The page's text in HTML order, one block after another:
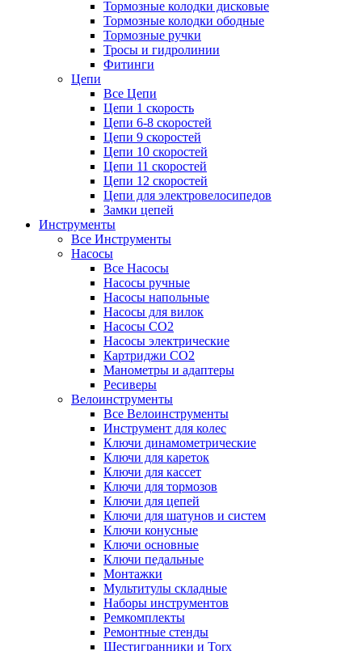
Тормозные колодки дисковые
Тормозные колодки ободные
Тормозные ручки
Тросы и гидролинии
Фитинги
Цепи
Все Цепи
Цепи 1 скорость
Цепи 6-8 скоростей
Цепи 9 скоростей
Цепи 10 скоростей
Цепи 11 скоростей
Цепи 12 скоростей
Цепи для электровелосипедов
Замки цепей
Инструменты
Все Инструменты
Насосы
Все Насосы
Насосы ручные
Насосы напольные
Насосы для вилок
Насосы CO2
Насосы электрические
Картриджи CO2
Манометры и адаптеры
Ресиверы
Велоинструменты
Все Велоинструменты
Инструмент для колес
Ключи динамометрические
Ключи для кареток
Ключи для кассет
Ключи для тормозов
Ключи для цепей
Ключи для шатунов и систем
Ключи конусные
Ключи основные
Ключи педальные
Монтажки
Мультитулы складные
Наборы инструментов
Ремкомплекты
Ремонтные стенды
Шестигранники и Torx